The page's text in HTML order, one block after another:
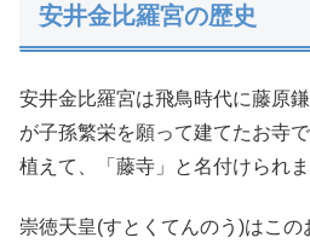
安井金比羅宮の歴史
安井金比羅宮は飛鳥時代に藤原
が子孫繁栄を願って建てたお寺
植えて、「藤寺」と名付けられま
崇徳天皇(すとくてんのう)はこ